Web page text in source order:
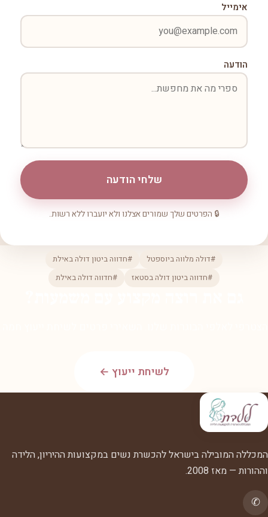
אימייל
הודעה
שלחי הודעה
🔒 הפרטים שלך שמורים אצלנו ולא יועברו ללא רשות.
#דולה מלווה ביוספטל
#חדווה ביטון דולה באילת
#חדווה ביטון דולה בסטאז
#חדווה דולה באילת
לשיחת ייעוץ ←
המכללה המובילה בישראל להכשרת נשים במקצועות ההיריון, הלידה
וההורות — מאז 2008.
✆